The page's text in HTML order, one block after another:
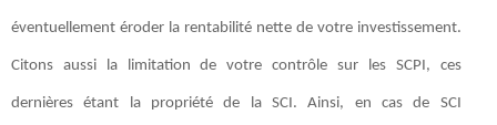
éventuellement éroder la rentabilité nette de votre investissement.
Citons aussi la limitation de votre contrôle sur les SCPI, ces
dernières étant la propriété de la SCI. Ainsi, en cas de SCI